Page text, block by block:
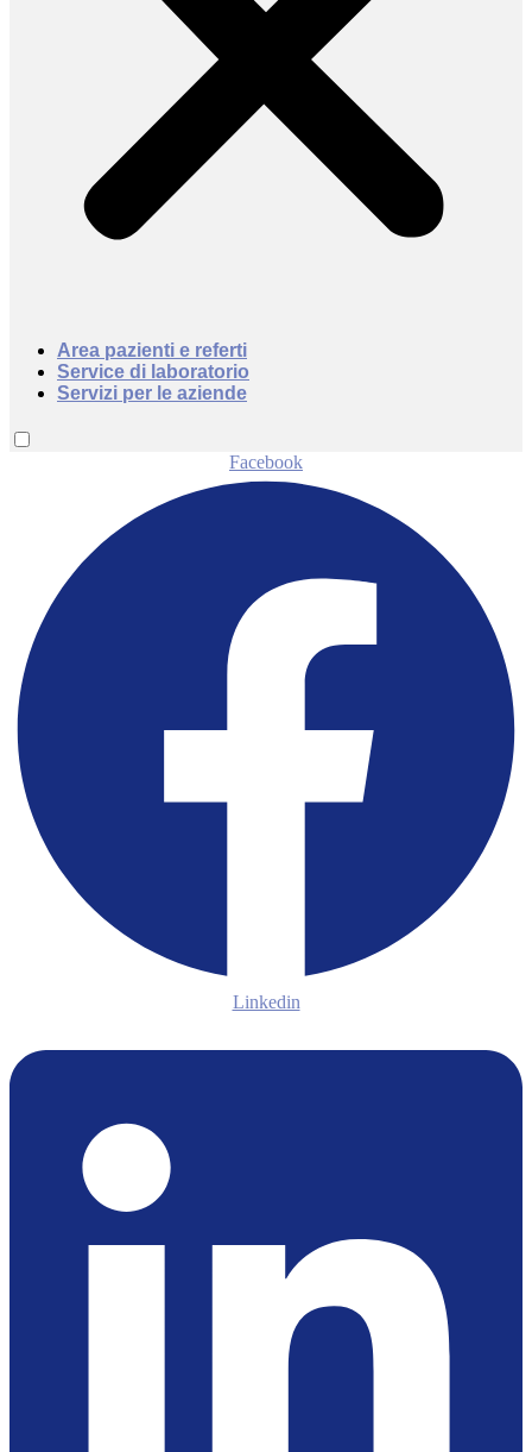
Area pazienti e referti
Service di laboratorio
Servizi per le aziende
Facebook
Linkedin